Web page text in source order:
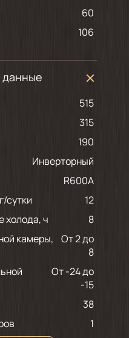
60
106
данные
515
315
190
Инверторный
R600A
сутки
12
холода, ч
8
камеры,
От 2 до
8
От -24 до
-15
38
1